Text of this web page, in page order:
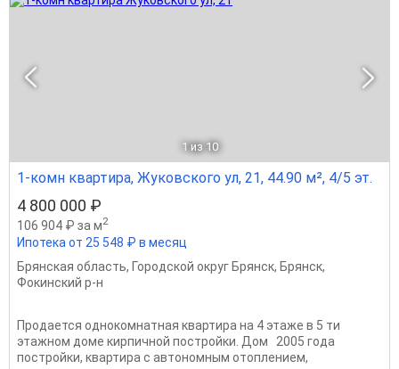
1 из 10
1-комн квартира, Жуковского ул, 21, 44.90 м², 4/5 эт.
4 800 000 ₽
106 904 ₽ за м2
Ипотека от 25 548 ₽ в месяц
Брянская область, Городской округ Брянск, Брянск,
Фокинский р-н
Продается однокомнатная квартира на 4 этаже в 5 ти
этажном доме кирпичной постройки. Дом 2005 года
постройки, квартира с автономным отоплением,